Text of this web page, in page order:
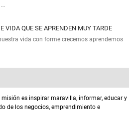
…
VIDA QUE SE APRENDEN MUY TARDE
vida con forme crecemos aprendemos
misión es inspirar maravilla, informar, educar y
de los negocios, emprendimiento e